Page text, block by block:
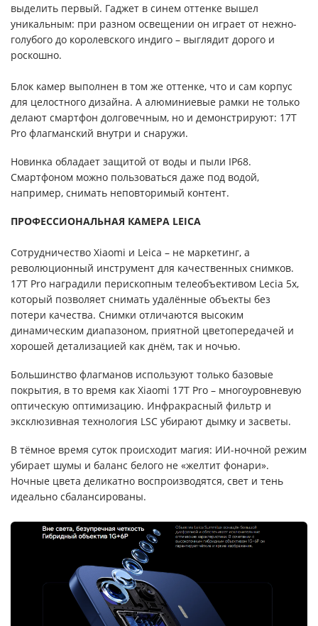
выделить первый. Гаджет в синем оттенке вышел
уникальным: при разном освещении он играет от нежно-
голубого до королевского индиго – выглядит дорого и
роскошно.
Блок камер выполнен в том же оттенке, что и сам корпус
для целостного дизайна. А алюминиевые рамки не только
делают смартфон долговечным, но и демонстрируют: 17T
Pro флагманский внутри и снаружи.
Новинка обладает защитой от воды и пыли IP68.
Смартфоном можно пользоваться даже под водой,
например, снимать неповторимый контент.
ПРОФЕССИОНАЛЬНАЯ КАМЕРА LEICA
Сотрудничество Xiaomi и Leica – не маркетинг, а
революционный инструмент для качественных снимков.
17T Pro наградили перископным телеобъективом Lecia 5x,
который позволяет снимать удалённые объекты без
потери качества. Снимки отличаются высоким
динамическим диапазоном, приятной цветопередачей и
хорошей детализацией как днём, так и ночью.
Большинство флагманов используют только базовые
покрытия, в то время как Xiaomi 17T Pro – многоуровневую
оптическую оптимизацию. Инфракрасный фильтр и
эксклюзивная технология LSC убирают дымку и засветы.
В тёмное время суток происходит магия: ИИ-ночной режим
убирает шумы и баланс белого не «желтит фонари».
Ночные цвета деликатно воспроизводятся, свет и тень
идеально сбалансированы.